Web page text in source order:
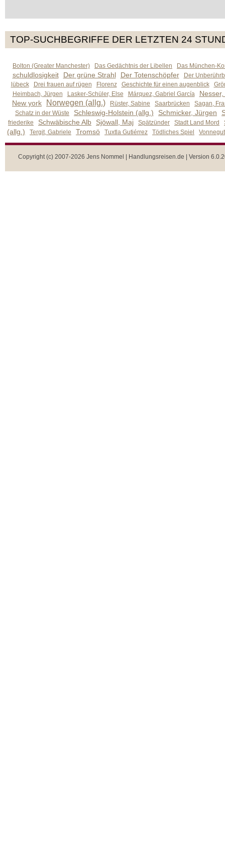
TOP-SUCHBEGRIFFE DER LETZTEN 24
Bolton (Greater Manchester) Das Gedächtnis der Libellen Das München-
schuldlosigkeit Der grüne Strahl Der Totenschöpfer
Der
lübeck
Drei frauen auf rügen Florenz Geschichte für einen augenblick
Heimbach, Jürgen
Lasker-Schüler, Else Márquez, Gabriel García
New york
Norwegen (allg.) Rüster, Sabine Saarbrücken
Sagan,
Schatz in der Wüste
Schleswig-Holstein (allg.) Schmicker, Jürgen
friederike Schwäbische Alb Sjöwall, Maj Spätzünder Stadt Land Mord
(allg.) Tergit, Gabriele Tromsö Tuxtla Gutiérrez Tödliches Spiel
Copyright (c) 2007-2026 Jens Nommel | Handlungsreisen.de | Version